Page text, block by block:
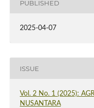
PUBLISHED
2025-04-07
ISSUE
Vol. 2 No. 1 (2025):
NUSANTARA